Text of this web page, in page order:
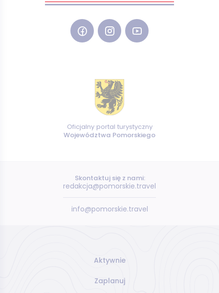
Oficjalny portal turystyczny
Województwa Pomorskiego
Skontaktuj się z nami:
redakcja@pomorskie.travel
info@pomorskie.travel
Aktywnie
Zaplanuj